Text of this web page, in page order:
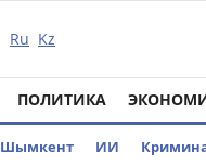
Ru Kz
ПОЛИТИКА
Шымкент ИИ